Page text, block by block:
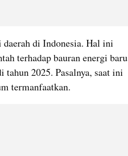
daerah di Indonesia. Hal ini
terhadap bauran energi baru
tahun 2025. Pasalnya, saat ini
termanfaatkan.